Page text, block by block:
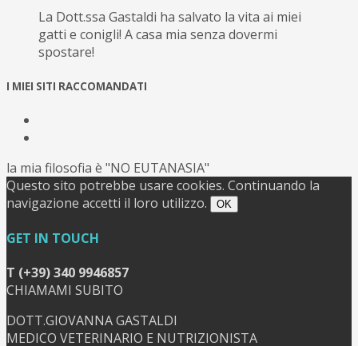
La Dott.ssa Gastaldi ha salvato la vita ai miei
gatti e conigli! A casa mia senza dovermi
spostare!
I MIEI SITI RACCOMANDATI
la mia filosofia è "NO EUTANASIA"
Questo sito potrebbe usare cookies. Continuando la
navigazione accetti il loro utilizzo.
OK
GET IN TOUCH
T (+39) 340 9946857
CHIAMAMI SUBITO
DOTT.GIOVANNA GASTALDI
MEDICO VETERINARIO E NUTRIZIONISTA